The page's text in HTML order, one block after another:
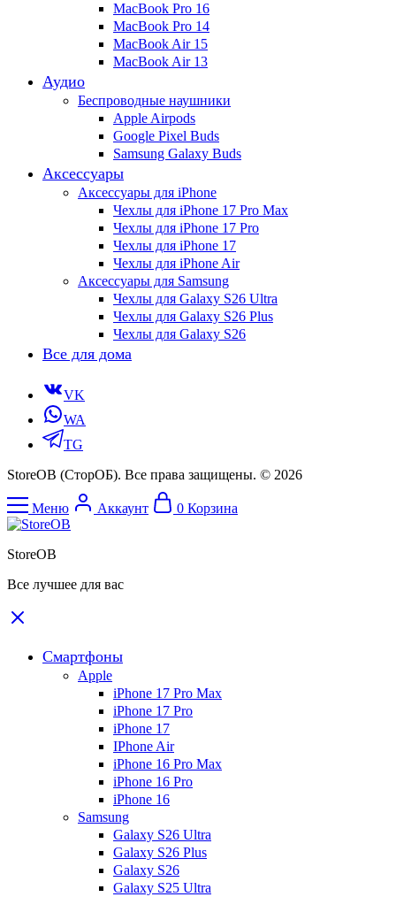
MacBook Pro 16
MacBook Pro 14
MacBook Air 15
MacBook Air 13
Аудио
Беспроводные наушники
Apple Airpods
Google Pixel Buds
Samsung Galaxy Buds
Аксессуары
Аксессуары для iPhone
Чехлы для iPhone 17 Pro Max
Чехлы для iPhone 17 Pro
Чехлы для iPhone 17
Чехлы для iPhone Air
Аксессуары для Samsung
Чехлы для Galaxy S26 Ultra
Чехлы для Galaxy S26 Plus
Чехлы для Galaxy S26
Все для дома
VK
WA
TG
StoreOB (CторОБ). Все права защищены. © 2026
Меню Аккаунт 0 Корзина
StoreOB
Все лучшее для вас
Смартфоны
Apple
iPhone 17 Pro Max
iPhone 17 Pro
iPhone 17
IPhone Air
iPhone 16 Pro Max
iPhone 16 Pro
iPhone 16
Samsung
Galaxy S26 Ultra
Galaxy S26 Plus
Galaxy S26
Galaxy S25 Ultra